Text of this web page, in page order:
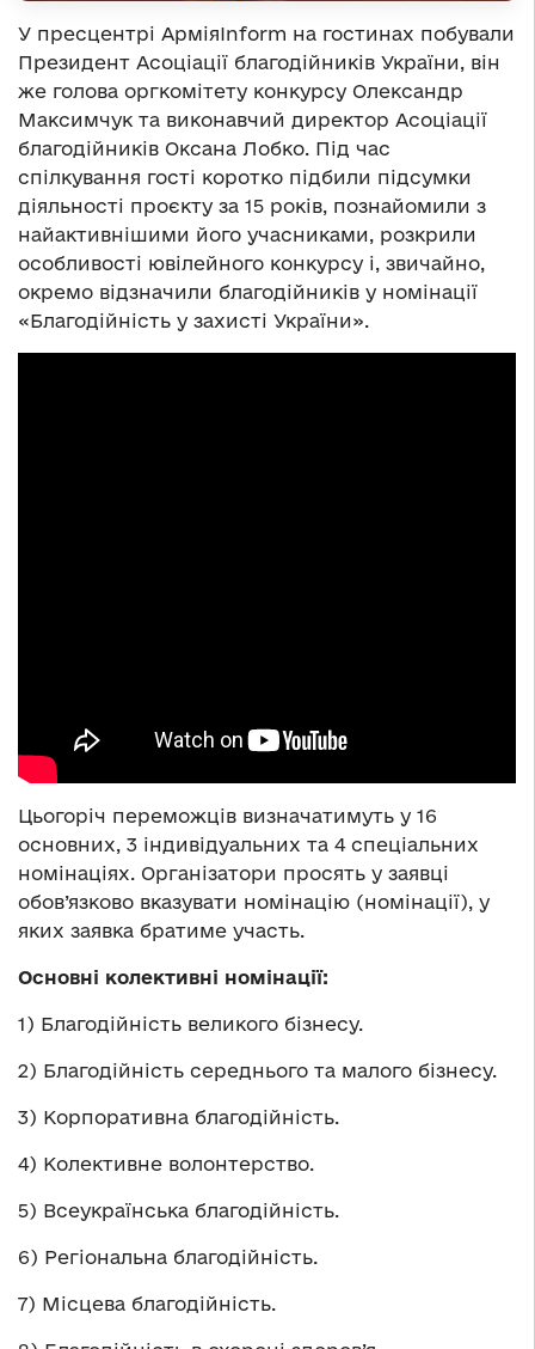
У пресцентрі АрміяInform на гостинах побували
Президент Асоціації благодійників України, він
же голова оргкомітету конкурсу Олександр
Максимчук та виконавчий директор Асоціації
благодійників Оксана Лобко. Під час
спілкування гості коротко підбили підсумки
діяльності проєкту за 15 років, познайомили з
найактивнішими його учасниками, розкрили
особливості ювілейного конкурсу і, звичайно,
окремо відзначили благодійників у номінації
«Благодійність у захисті України».
Цьогоріч переможців визначатимуть у 16
основних, 3 індивідуальних та 4 спеціальних
номінаціях. Організатори просять у заявці
обов’язково вказувати номінацію (номінації), у
яких заявка братиме участь.
Основні колективні номінації:
1) Благодійність великого бізнесу.
2) Благодійність середнього та малого бізнесу.
3) Корпоративна благодійність.
4) Колективне волонтерство.
5) Всеукраїнська благодійність.
6) Регіональна благодійність.
7) Місцева благодійність.